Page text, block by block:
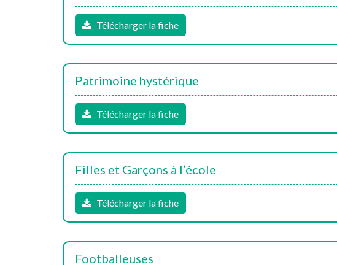
Télécharger la fiche
Patrimoine hystérique
Télécharger la fiche
Filles et Garçons à l’école
Télécharger la fiche
Footballeuses